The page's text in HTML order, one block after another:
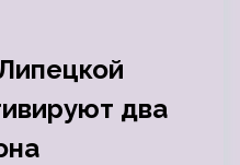
два